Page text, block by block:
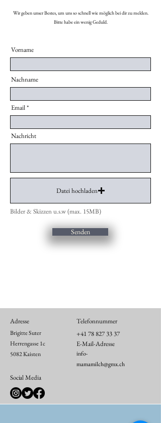
Wir geben unser Bestes, um uns so schnell wie möglich bei dir zu melden.
Bitte habe ein wenig Geduld.
Vorname
Nachname
Email
Nachricht
Datei hochladen
Bilder & Skizzen u.s.w (max. 15MB)
Senden
Adresse Telefonnummer
Brigitte Suter
Herrengasse 1c
5082 Kaisten
+41 78 827 33 37
E-Mail-Adresse
info-
mamamilch@gmx.ch
Social Media